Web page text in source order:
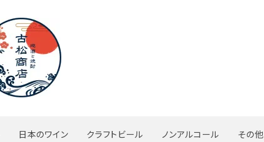
日本のワイン クラフトビール ノンアルコール その他